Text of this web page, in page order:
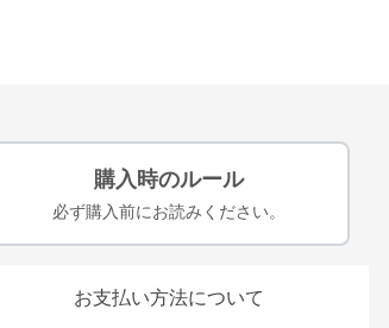
購入時のルール
必ず購入前にお読みください。
お支払い方法について